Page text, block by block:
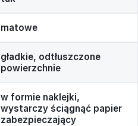
matowe
gładkie, odtłuszczone
powierzchnie
w formie naklejki,
wystarczy ściągnąć papier
zabezpieczający